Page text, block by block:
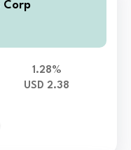
Corp
1.28%
USD 2.38